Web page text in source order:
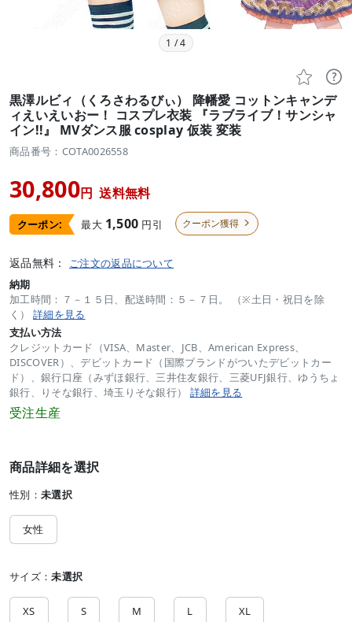
1 /4
 
黒澤ルビィ（くろさわるびぃ） 降幡愛 コットンキャンデ
ィえいえいおー！ コスプレ衣装 『ラブライブ！サンシャ
イン!!』 MVダンス服 cosplay 仮装 変装
商品番号：COTA0026558
30,800円 送料無料
クーポン: 最大 1,500 円引 クーポン獲得 
返品無料： ご注文の返品について
納期
加工時間：７－１５日、配送時間：５－７日。 （※土日・祝日を除
く） 詳細を見る
支払い方法
クレジットカード（VISA、Master、JCB、American Express、
DISCOVER）、デビットカード（国際ブランドがついたデビットカー
ド）、銀行口座（みずほ銀行、三井住友銀行、三菱UFJ銀行、ゆうちょ
銀行、りそな銀行、埼玉りそな銀行） 詳細を見る
受注生産
商品詳細を選択
性別： 未選択
女性
サイズ：未選択
XS S M L XL